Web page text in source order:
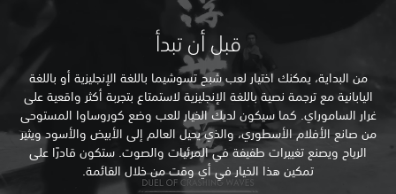
قبل أن تبدأ
من البداية، يمكنك اختيار لعب شبح تسوشيما باللغة الإنجليزية أو باللغة
اليابانية مع ترجمة نصية باللغة الإنجليزية لاستمتاع بتجربة أكثر واقعية على
غرار الساموراي. كما سيكون لديك الخيار للعب وضع كوروساوا المستوحى
من صانع الأفلام الأسطوري، والذي يحيل العالم إلى الأبيض والأسود ويثير
الرياح ويصنع تغييرات طفيفة في المرئيات والصوت. ستكون قادرًا على
تمكين هذا الخيار في أي وقت من خلال القائمة.